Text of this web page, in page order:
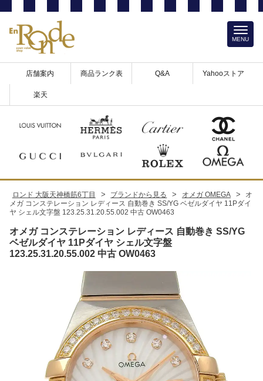
店舗案内 商品ランク表 Q&A Yahooストア
楽天
MENU
ロンド 大阪天神橋筋6丁目 > ブランドから見る > オメガ OMEGA >
オ
メガ コンステレーション レディース 自動巻き SS/YG ベゼルダイヤ 11Pダイ
ヤ シェル文字盤 123.25.31.20.55.002 中古 OW0463
オメガ コンステレーション レディース 自動巻き SS/YG
ベゼルダイヤ 11Pダイヤ シェル文字盤
123.25.31.20.55.002 中古 OW0463